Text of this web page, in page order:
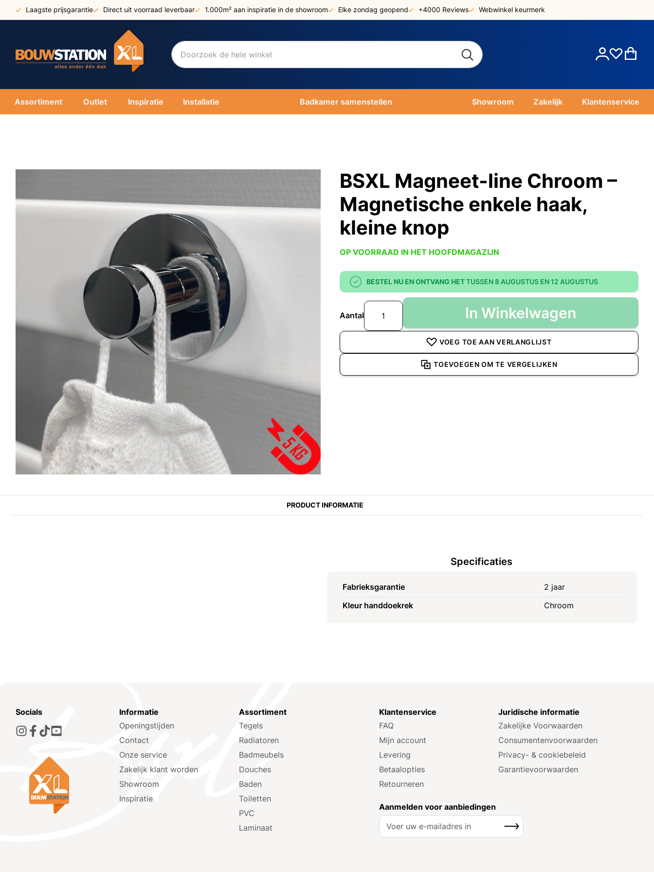
Ga
naar
Laagste prijsgarantie Direct uit voorraad leverbaar 1.000m² aan inspiratie in de showroom Elke zondag geopend +4000 Reviews Webwinkel keurmerk
Account
Assortiment Outlet Inspiratie Installatie Badkamer samenstellen Showroom Zakelijk Klantenservice
BSXL Magneet-line Chroom –
Magnetische enkele haak,
kleine knop
OP VOORRAAD IN HET HOOFDMAGAZIJN
BESTEL NU EN ONTVANG HETTUSSEN 8 AUGUSTUS EN 12 AUGUSTUS
Aantal In Winkelwagen
VOEG TOE AAN VERLANGLIJST
TOEVOEGEN OM TE VERGELIJKEN
PRODUCT INFORMATIE
Specificaties
Fabrieksgarantie
2 jaar
Kleur handdoekrek
Chroom
Socials
Informatie
Openingstijden
Contact
Onze service
Zakelijk klant worden
Showroom
Inspiratie
Assortiment
Tegels
Radiatoren
Badmeubels
Douches
Baden
Toiletten
PVC
Laminaat
Klantenservice
FAQ
Mijn account
Levering
Betaalopties
Retourneren
Juridische informatie
Zakelijke Voorwaarden
Consumenten­voorwaarden
Privacy- & cookiebeleid
Garantie­voorwaarden
Aanmelden voor aanbiedingen
A
Inschrijven